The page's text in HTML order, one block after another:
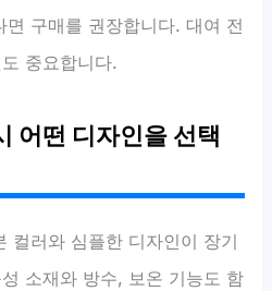
구매를 권장합니다. 대여 전
중요합니다.
어떤 디자인을 선택
컬러와 심플한 디자인이 장기
소재와 방수, 보온 기능도 함